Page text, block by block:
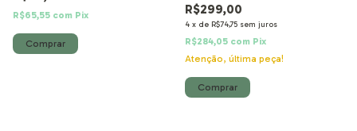
R$65,55 com Pix R$299,00
4 x de R$74,75 sem juros
R$284,05 com Pix
Atenção, última peça!